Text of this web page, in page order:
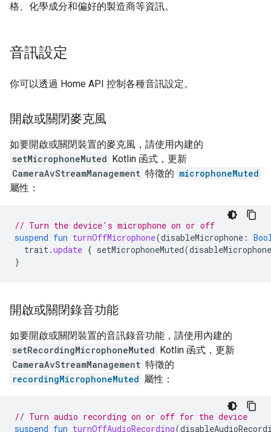
格、化學成分和偏好的製造商等資訊。
音訊設定
你可以透過 Home API 控制各種音訊設定。
開啟或關閉麥克風
如要開啟或關閉裝置的麥克風，請使用內建的
setMicrophoneMuted Kotlin 函式，更新
CameraAvStreamManagement 特徵的 microphoneMuted
屬性：
// Turn the device's microphone on or off
suspend fun turnOffMicrophone(disableMicrophone :
trait.update { setMicrophoneMuted(disableMicrophone
}
開啟或關閉錄音功能
如要開啟或關閉裝置的音訊錄音功能，請使用內建的
setRecordingMicrophoneMuted Kotlin 函式，更新
CameraAvStreamManagement 特徵的
recordingMicrophoneMuted 屬性：
// Turn audio recording on or off for the device
suspend fun turnOffAudioRecording(